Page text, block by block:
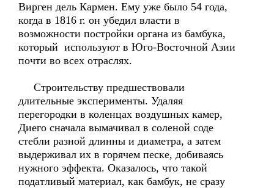
Вирген дель Кармен. Ему уже было 54 года,
когда в 1816 г. он убедил власти в
возможности постройки органа из бамбука,
который используют в Юго-Восточной Азии
почти во всех отраслях.
Строительству предшествовали
длительные эксперименты. Удаляя
перегородки в коленцах воздушных камер,
Диего сначала вымачивал в соленой соде
стебли разной длинны и диаметра, а затем
выдерживал их в горячем песке, добиваясь
нужного эффекта. Оказалось, что такой
податливый материал, как бамбук, не сразу